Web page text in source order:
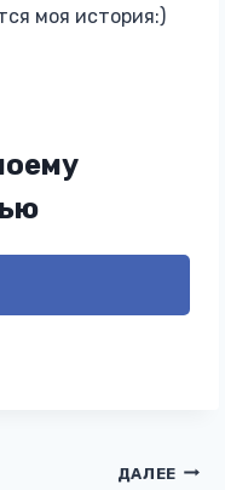
моя история:)
ДАЛЕЕ